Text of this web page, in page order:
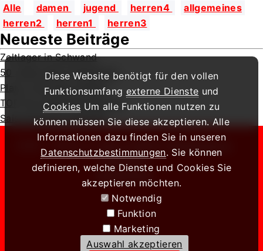
Alle damen jugend herren4
allgemeines
herren2
herren1 herren3
Neueste Beiträge
Zeltlager in Schwand
50 Jahre SCE Tischtennis
Platz 2 für Paul Lettner
TOP 10 in Bad Königshofen
Saisonbericht 2025/26
Impressum
Diese Website benötigt für den vollen
Funktionsumfang externe Dienste und
Cookies Um alle Funktionen nutzen zu
können müssen Sie diese akzeptieren. Alle
Informationen dazu finden Sie in unseren
Datenschutzbestimmungen. Sie können
definieren, welche Dienste und Cookies Sie
akzeptieren möchten.
Notwendig
Funktion
Marketing
Auswahl akzeptieren